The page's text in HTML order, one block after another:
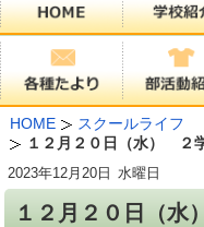
HOME
スクールライフ
１２月２０日（水） ２
１２月２０日（
2023年12月20日 水曜日